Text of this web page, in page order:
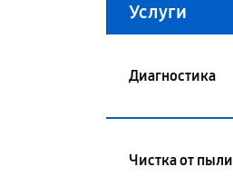
Услуги
Диагностика
Чистка от пыли